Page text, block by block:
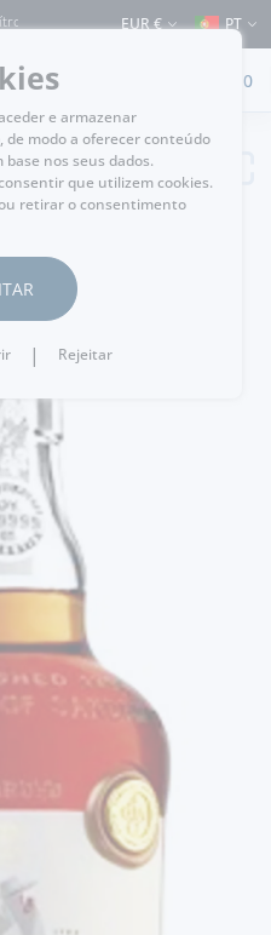
⚠️ Envios para Portugal e para o
EUR € PT
0
e armazenar
de modo a oferecer conteúdo
nos seus dados.
que utilizem cookies.
retirar o consentimento
| Rejeitar